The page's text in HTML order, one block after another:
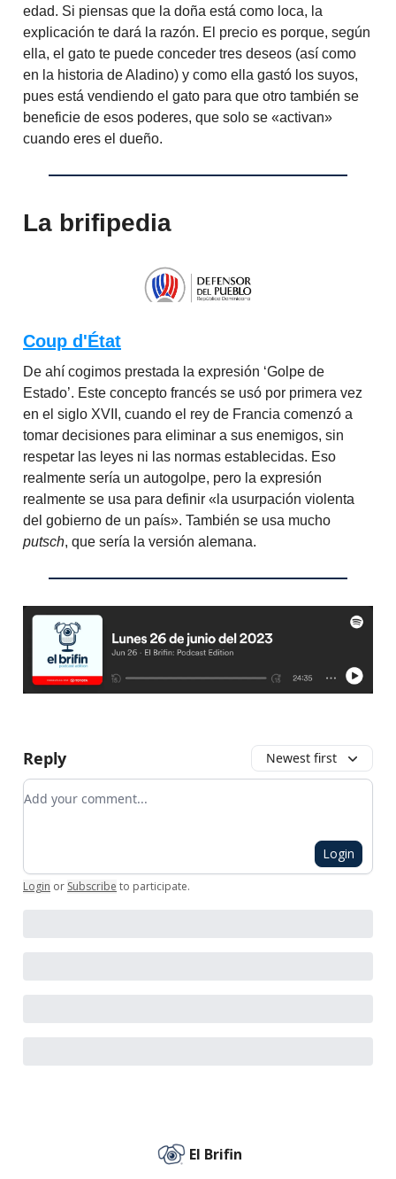
edad. Si piensas que la doña está como loca, la
explicación te dará la razón. El precio es porque, según
ella, el gato te puede conceder tres deseos (así como
en la historia de Aladino) y como ella gastó los suyos,
pues está vendiendo el gato para que otro también se
beneficie de esos poderes, que solo se «activan»
cuando eres el dueño.
La brifipedia
Coup d'État
De ahí cogimos prestada la expresión ‘Golpe de
Estado’. Este concepto francés se usó por primera vez
en el siglo XVII, cuando el rey de Francia comenzó a
tomar decisiones para eliminar a sus enemigos, sin
respetar las leyes ni las normas establecidas. Eso
realmente sería un autogolpe, pero la expresión
realmente se usa para definir «la usurpación violenta
del gobierno de un país». También se usa mucho
putsch, que sería la versión alemana.
Reply Newest first
Add your comment
Login
Login or Subscribe to participate.
El Brifin